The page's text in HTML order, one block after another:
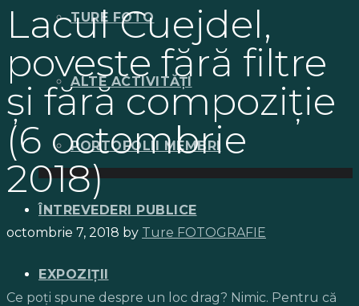
TURE FOTO
ALTE ACTIVITĂȚI
PORTOFOLII MEMBRI
ÎNTREVEDERI PUBLICE
EXPOZIȚII
Lacul Cuejdel,
poveste fără filtre
şi fără compoziţie
(6 octombrie
2018)
octombrie 7, 2018 by Ture FOTOGRAFIE
Ce poţi spune despre un loc drag? Nimic. Pentru că